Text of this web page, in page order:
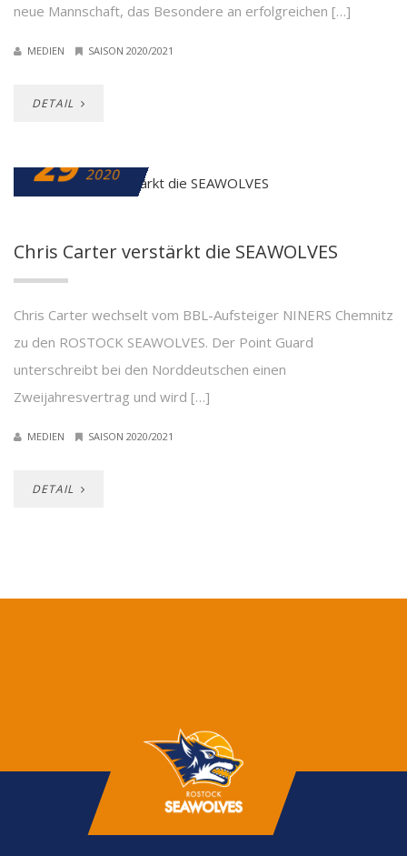
neue Mannschaft, das Besondere an erfolgreichen […]
MEDIEN SAISON 2020/2021
DETAIL
29 2020
Chris Carter verstärkt die SEAWOLVES
Chris Carter wechselt vom BBL-Aufsteiger NINERS Chemnitz
zu den ROSTOCK SEAWOLVES. Der Point Guard
unterschreibt bei den Norddeutschen einen
Zweijahresvertrag und wird […]
MEDIEN SAISON 2020/2021
DETAIL